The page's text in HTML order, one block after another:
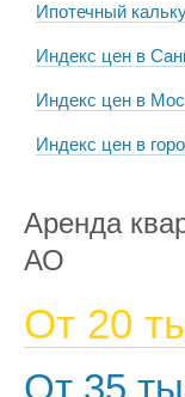
Ипотечный
Индекс цен в
Индекс цен в
Индекс цен в
Аренда
АО
От 20